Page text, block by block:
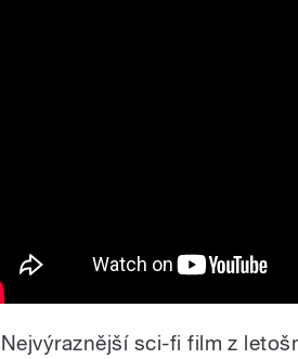
Nejvýraznější sci-fi film z